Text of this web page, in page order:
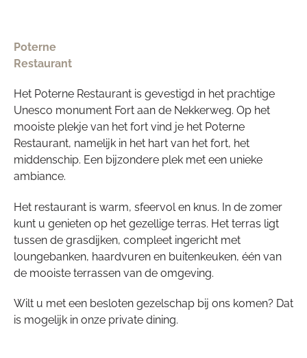
Poterne
Restaurant
Het Poterne Restaurant is gevestigd in het prachtige
Unesco monument Fort aan de Nekkerweg. Op het
mooiste plekje van het fort vind je het Poterne
Restaurant, namelijk in het hart van het fort, het
middenschip. Een bijzondere plek met een unieke
ambiance.
Het restaurant is warm, sfeervol en knus. In de zomer
kunt u genieten op het gezellige terras. Het terras ligt
tussen de grasdijken, compleet ingericht met
loungebanken, haardvuren en buitenkeuken, één van
de mooiste terrassen van de omgeving.
Wilt u met een besloten gezelschap bij ons komen? Dat
is mogelijk in onze private dining.